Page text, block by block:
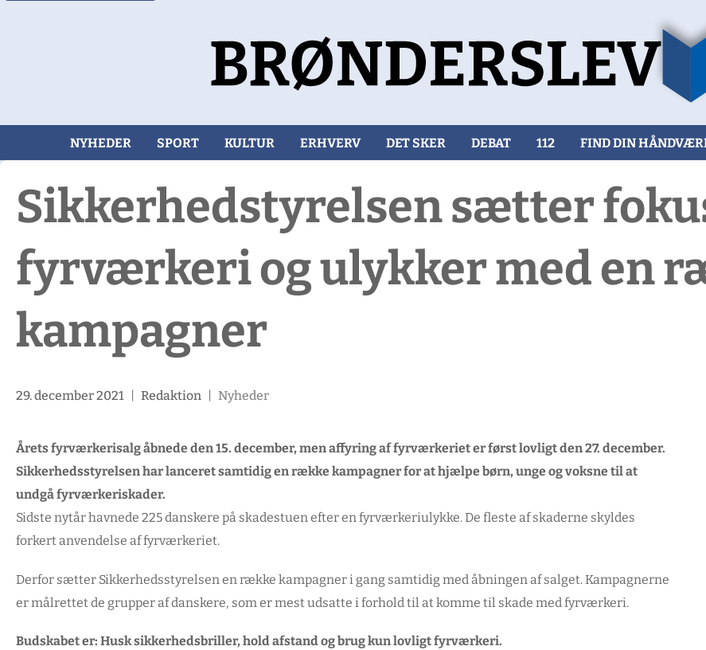
NYHEDER SPORT KULTUR ERHVERV DET SKER DEBAT 112 FIND DIN
Sikkerhedstyrelsen sætter
fyrværkeri og ulykker med en
kampagner
29. december 2021| Redaktion| Nyheder
Årets fyrværkerisalg åbnede den 15. december, men affyring af fyrværkeriet er først lovligt den 27. december.
Sikkerhedsstyrelsen har lanceret samtidig en række kampagner for at hjælpe børn, unge og voksne til at
undgå fyrværkeriskader.
Sidste nytår havnede 225 danskere på skadestuen efter en fyrværkeriulykke. De fleste af skaderne skyldes
forkert anvendelse af fyrværkeriet.
Derfor sætter Sikkerhedsstyrelsen en række kampagner i gang samtidig med åbningen af salget. Kampagnerne
er målrettet de grupper af danskere, som er mest udsatte i forhold til at komme til skade med fyrværkeri.
Budskabet er: Husk sikkerhedsbriller, hold afstand og brug kun lovligt fyrværkeri.